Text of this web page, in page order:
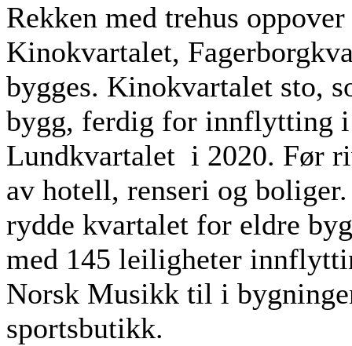
Rekken med trehus
Kinokvartalet,
bygges. Kinokvartalet sto,
bygg, ferdig for innflytting
Lundkvartalet i 2020. Før
av hotell, renseri og
rydde kvartalet for eldre
med 145 leiligheter
Norsk Musikk til i
sportsbutikk.